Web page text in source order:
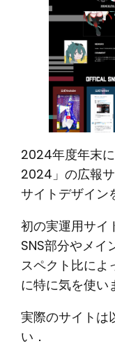
2024年度年末
2024」の広報
サイトデザイン
初の実運用サイ
SNS部分やメイ
スペクト比によ
に特に気を使い
実際のサイトは
い．